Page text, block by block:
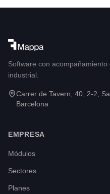
Software con
industrial.
Carrer de Tavern, 40, 2-2,
Barcelona
EMPRESA
Módulos
Sectores
Planes